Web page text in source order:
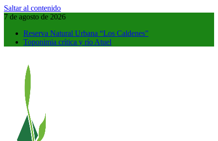
Saltar al contenido
7 de agosto de 2026
Reserva Natural Urbana “Los Caldenes”
Toponimia crítica y río Atuel